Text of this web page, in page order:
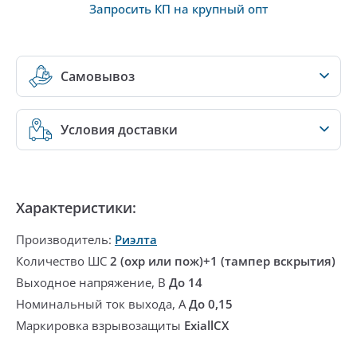
Запросить КП на крупный опт
Самовывоз
Условия доставки
Характеристики:
Производитель: Риэлта
Количество ШС 2 (охр или пож)+1 (тампер вскрытия)
Выходное напряжение, В До 14
Номинальный ток выхода, АДо 0,15
Маркировка взрывозащиты ExiallCX